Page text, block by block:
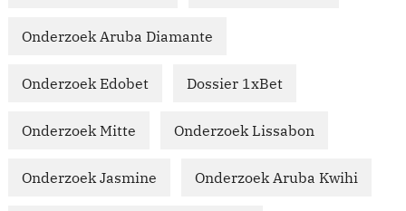
Onderzoek Aruba Diamante
Onderzoek Edobet Dossier 1xBet
Onderzoek Mitte Onderzoek Lissabon
Onderzoek Jasmine Onderzoek Aruba Kwihi